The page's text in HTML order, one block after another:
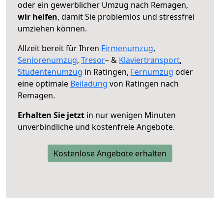
oder ein gewerblicher Umzug nach Remagen,
wir helfen, damit Sie problemlos und stressfrei
umziehen können.
Allzeit bereit für Ihren Firmenumzug,
Seniorenumzug, Tresor– & Klaviertransport,
Studentenumzug in Ratingen, Fernumzug oder
eine optimale Beiladung von Ratingen nach
Remagen.
Erhalten Sie jetzt in nur wenigen Minuten
unverbindliche und kostenfreie Angebote.
Kostenlose Angebote erhalten